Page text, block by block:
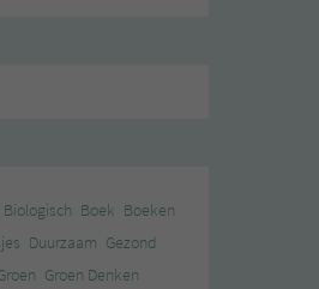
Biologisch Boek Boeken
Duurzaam Gezond
Groen Denken